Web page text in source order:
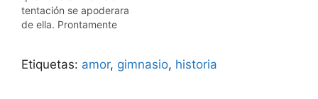
de esa tienda" y...
después de…
tentación se apoderara
de ella. Prontamente
diría: 'Señor, tu posesión
Etiquetas: amor, gimnasio, historia